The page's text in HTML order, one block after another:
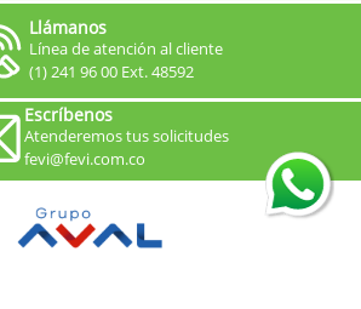
Llámanos
Línea de atención al cliente
(1) 241 96 00 Ext. 48592
Escríbenos
Atenderemos tus solicitudes
fevi@fevi.com.co